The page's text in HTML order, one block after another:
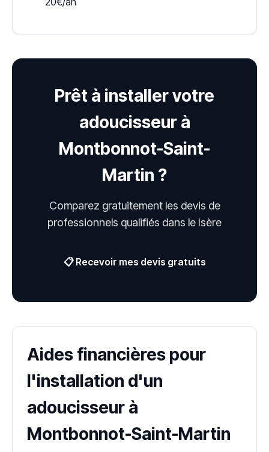
Prêt à installer votre
adoucisseur à
Montbonnot-Saint-
Martin ?
Comparez gratuitement les devis de
professionnels qualifiés dans le Isère
📋 Recevoir mes devis gratuits
Aides financières pour
l'installation d'un
adoucisseur à
Montbonnot-Saint-Martin